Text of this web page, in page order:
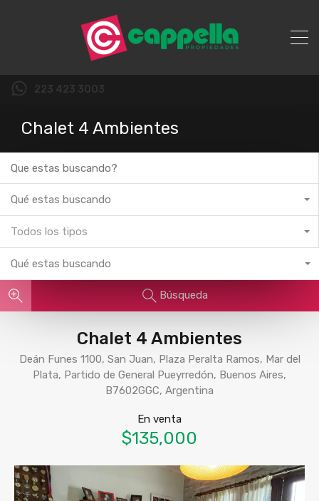
223 423 3003
Chalet 4 Ambientes
Qué estas buscando
Todos los tipos
Qué estas buscando
Búsqueda
Chalet 4 Ambientes
Deán Funes 1100, San Juan, Plaza Peralta Ramos, Mar del
Plata, Partido de General Pueyrredón, Buenos Aires,
B7602GGC, Argentina
En venta
$135,000